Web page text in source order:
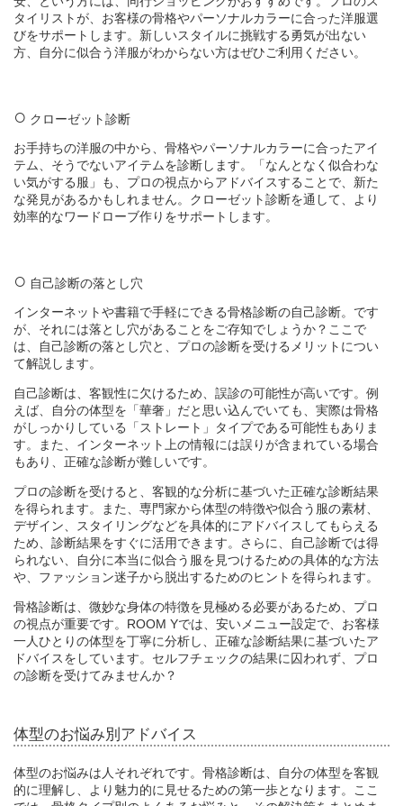
タイリストが、お客様の骨格やパーソナルカラーに合った洋服選
びをサポートします。新しいスタイルに挑戦する勇気が出ない
方、自分に似合う洋服がわからない方はぜひご利用ください。
クローゼット診断
お手持ちの洋服の中から、骨格やパーソナルカラーに合ったアイ
テム、そうでないアイテムを診断します。「なんとなく似合わな
い気がする服」も、プロの視点からアドバイスすることで、新た
な発見があるかもしれません。クローゼット診断を通して、より
効率的なワードローブ作りをサポートします。
自己診断の落とし穴
インターネットや書籍で手軽にできる骨格診断の自己診断。です
が、それには落とし穴があることをご存知でしょうか？ここで
は、自己診断の落とし穴と、プロの診断を受けるメリットについ
て解説します。
自己診断は、客観性に欠けるため、誤診の可能性が高いです。例
えば、自分の体型を「華奢」だと思い込んでいても、実際は骨格
がしっかりしている「ストレート」タイプである可能性もありま
す。また、インターネット上の情報には誤りが含まれている場合
もあり、正確な診断が難しいです。
プロの診断を受けると、客観的な分析に基づいた正確な診断結果
を得られます。また、専門家から体型の特徴や似合う服の素材、
デザイン、スタイリングなどを具体的にアドバイスしてもらえる
ため、診断結果をすぐに活用できます。さらに、自己診断では得
られない、自分に本当に似合う服を見つけるための具体的な方法
や、ファッション迷子から脱出するためのヒントを得られます。
骨格診断は、微妙な身体の特徴を見極める必要があるため、プロ
の視点が重要です。ROOM Yでは、安いメニュー設定で、お客様
一人ひとりの体型を丁寧に分析し、正確な診断結果に基づいたア
ドバイスをしています。セルフチェックの結果に囚われず、プロ
の診断を受けてみませんか？
体型のお悩み別アドバイス
体型のお悩みは人それぞれです。骨格診断は、自分の体型を客観
的に理解し、より魅力的に見せるための第一歩となります。ここ